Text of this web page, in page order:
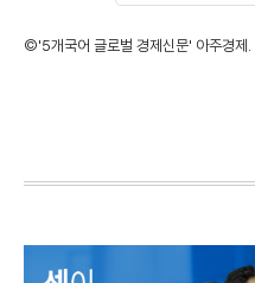
©'5개국어 글로벌 경제신문' 아주경제.